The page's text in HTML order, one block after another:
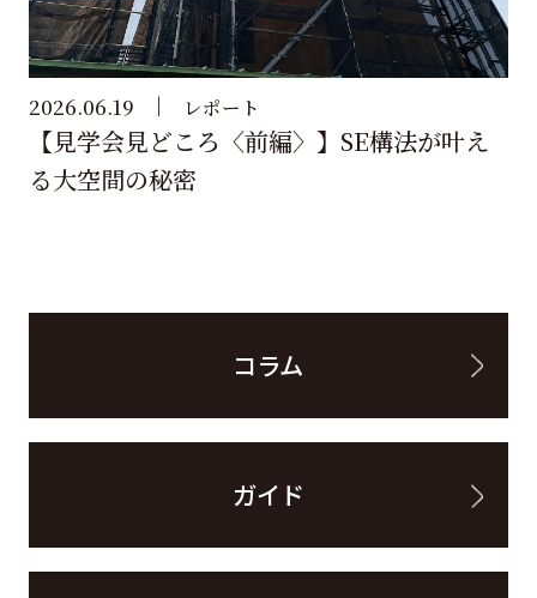
2026.06.19 レポート
【見学会見どころ〈前編〉】SE構法が叶え
る大空間の秘密
コラム
ガイド